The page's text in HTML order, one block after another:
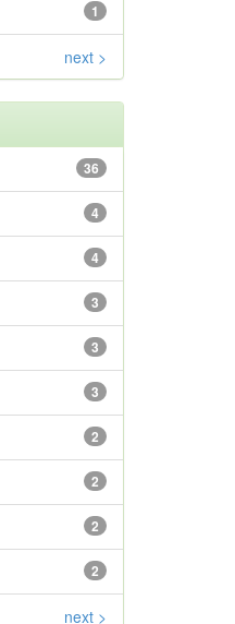
1
next >
36
4
4
3
3
3
2
2
2
2
next >